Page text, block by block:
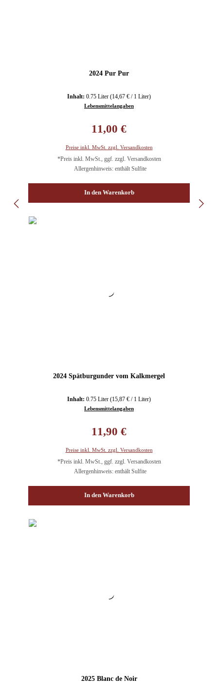
2024 Pur Pur
Inhalt: 0.75 Liter (14,67 € / 1 Liter)
Lebensmittelangaben
11,00 €
Preise inkl. MwSt. zzgl. Versandkosten
*Preis inkl. MwSt., ggf. zzgl. Versandkosten
Allergenhinweis: enthält Sulfite
In den Warenkorb
2024 Spätburgunder vom Kalkmergel
Inhalt: 0.75 Liter (15,87 € / 1 Liter)
Lebensmittelangaben
11,90 €
Preise inkl. MwSt. zzgl. Versandkosten
*Preis inkl. MwSt., ggf. zzgl. Versandkosten
Allergenhinweis: enthält Sulfite
In den Warenkorb
2025 Blanc de Noir